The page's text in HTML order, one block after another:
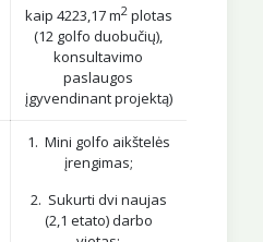
kaip 4223,17 m2plotas
(12 golfo duobučių),
konsultavimo
paslaugos
įgyvendinant projektą)
1. Mini golfo aikštelės
įrengimas;
2. Sukurti dvi naujas
(2,1 etato) darbo